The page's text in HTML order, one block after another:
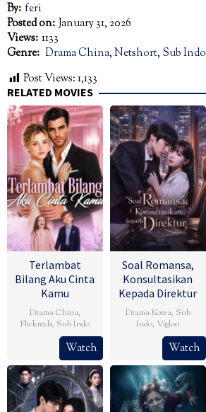
By: feri
Posted on: January 31, 2026
Views: 1133
Genre: Drama China,Netshort, Sub Indo
Post Views:1,133
RELATED MOVIES
Terlambat
Bilang Aku Cinta
Kamu
Drama China,
Flickreels, Sub Indo
Watch
Soal Romansa,
Konsultasikan
Kepada Direktur
Drama Korea, Sub
Indo,Vigloo
Watch